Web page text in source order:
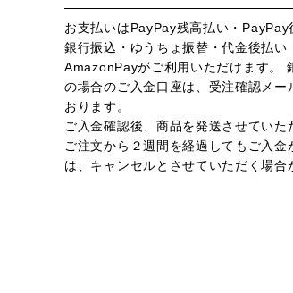
お支払いはPayPay残高払い・PayPay
銀行振込・ゆうちょ振替・代金後払い
AmazonPayがご利用いただけます。
の場合のご入金口座は、受注確認メー
おります。
ご入金確認後、商品を発送させていた
ご注文から２週間を経過してもご入金
は、キャンセルとさせていただく場合